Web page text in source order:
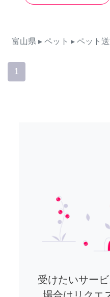
富山県 ▸ ペット ▸ ペット
1
受けたいサー